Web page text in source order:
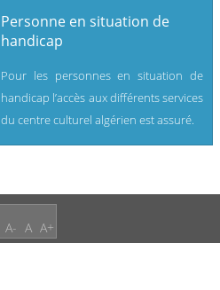
Personne en situation de
handicap
Pour les personnes en situation de
handicap l’accès aux différents services
du centre culturel algérien est assuré.
A- A A+